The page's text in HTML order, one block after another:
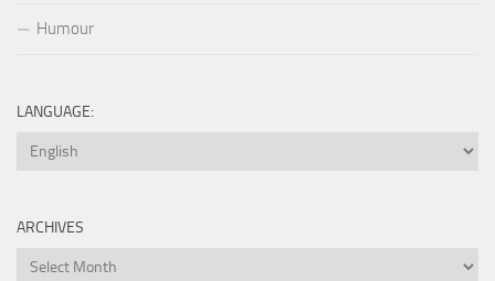
Humour
LANGUAGE:
ARCHIVES
Archives